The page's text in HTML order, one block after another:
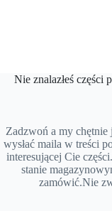
Nie znalazłeś części
Zadzwoń a my
wysłać maila w treści
interesującej Cie
stanie
zamówić.Nie